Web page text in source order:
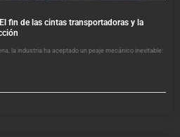
fin de las cintas transportadoras y la
la industria ha aceptado un peaje mecánico inevitable: